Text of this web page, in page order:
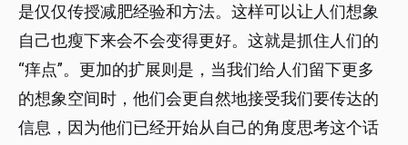
是仅仅传授减肥经验和方法。这样可以让人们想象
自己也瘦下来会不会变得更好。这就是抓住人们的
“痒点”。更加的扩展则是，当我们给人们留下更多
的想象空间时，他们会更自然地接受我们要传达的
信息，因为他们已经开始从自己的角度思考这个话